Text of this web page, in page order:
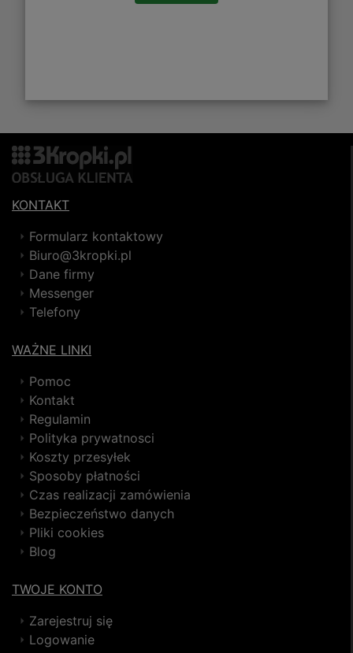
KONTAKT
Formularz kontaktowy
Biuro@3kropki.pl
Dane firmy
Messenger
Telefony
WAŻNE LINKI
Pomoc
Kontakt
Regulamin
Polityka prywatnosci
Koszty przesyłek
Sposoby płatności
Czas realizacji zamówienia
Bezpieczeństwo danych
Pliki cookies
Blog
TWOJE KONTO
Zarejestruj się
Logowanie